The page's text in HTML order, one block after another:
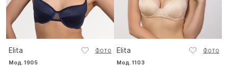
Elita Фото
Мод. 1905
Elita Фото
Мод. 1103